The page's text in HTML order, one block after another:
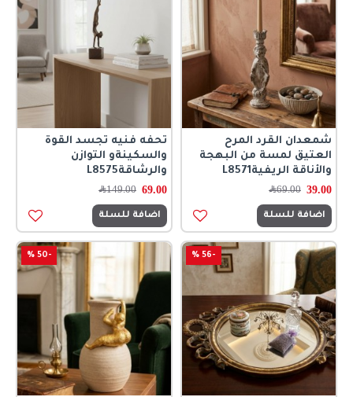
شمعدان القرد المرح
العتيق لمسة من البهجة
والأناقة الريفيةL8571
39.00
69.00﷼
اضافة للسلة
تحفه فنيه تجسد القوة
والسكينةو التوازن
والرشاقةL8575
69.00
149.00﷼
اضافة للسلة
-56 %
-50 %